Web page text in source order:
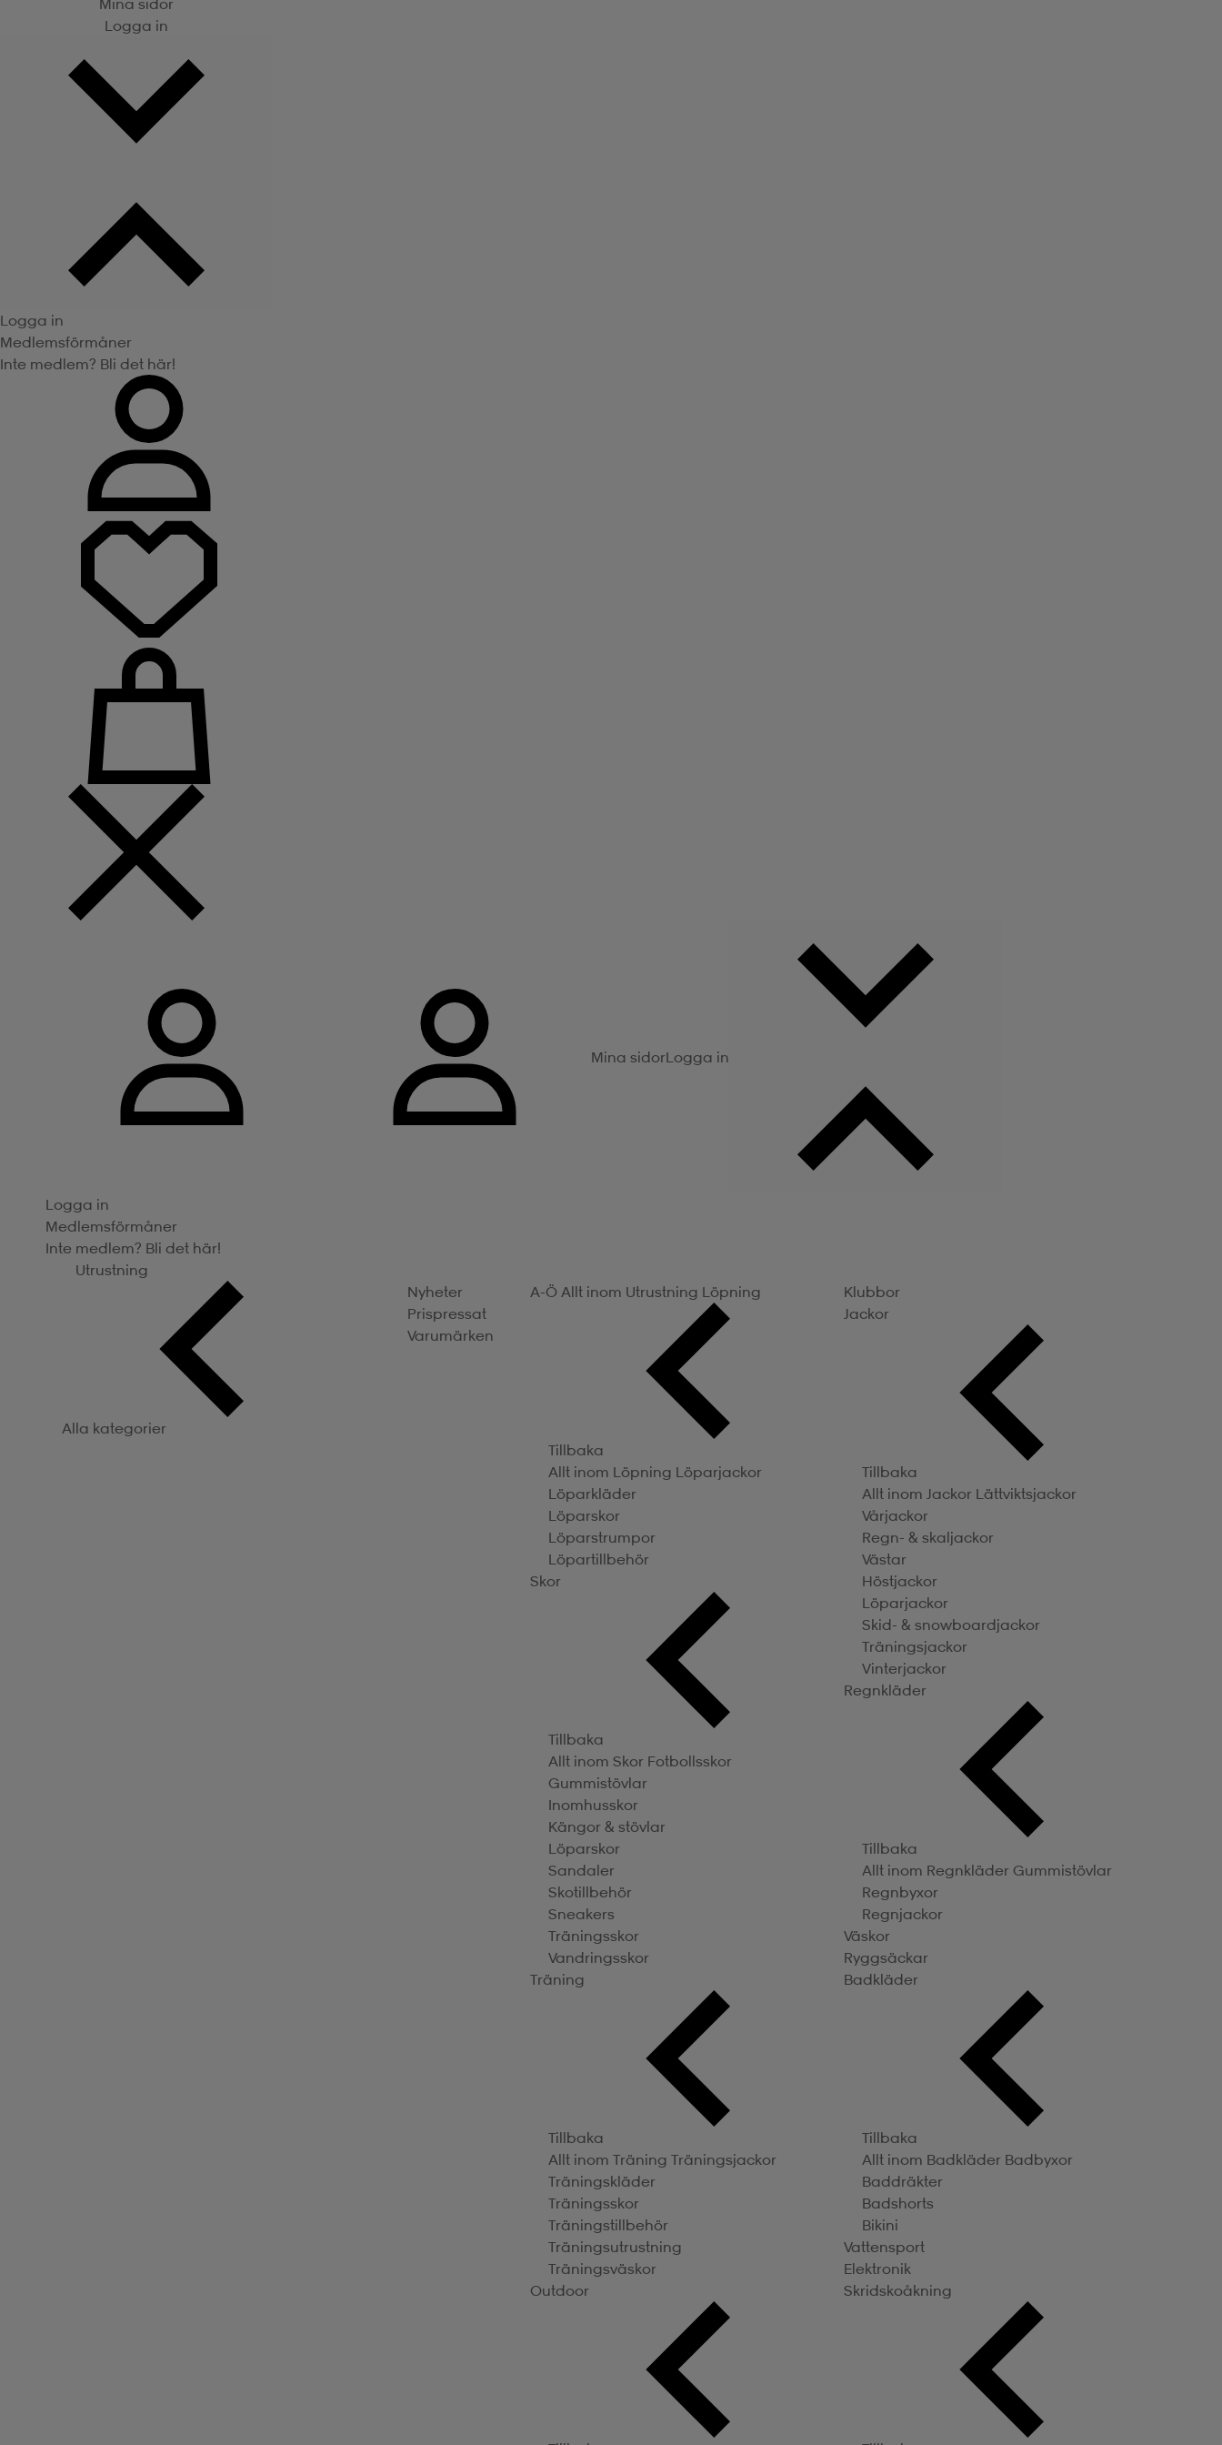
Mina sidor
Logga in
Logga in
Medlemsförmåner
Inte medlem? Bli det här!
Mina sidorLogga in
Logga in
Medlemsförmåner
Inte medlem? Bli det här!
Utrustning
Alla kategorier
Nyheter
Prispressat
Varumärken
A-Ö Allt inom Utrustning Löpning
Tillbaka
Allt inom Löpning Löparjackor
Löparkläder
Löparskor
Löparstrumpor
Löpartillbehör
Skor
Tillbaka
Allt inom Skor Fotbollsskor
Gummistövlar
Inomhusskor
Kängor & stövlar
Löparskor
Sandaler
Skotillbehör
Sneakers
Träningsskor
Vandringsskor
Träning
Tillbaka
Allt inom Träning Träningsjackor
Träningskläder
Träningsskor
Träningstillbehör
Träningsutrustning
Träningsväskor
Outdoor
Klubbor
Jackor
Tillbaka
Allt inom Jackor Lättviktsjackor
Vårjackor
Regn- & skaljackor
Västar
Höstjackor
Löparjackor
Skid- & snowboardjackor
Träningsjackor
Vinterjackor
Regnkläder
Tillbaka
Allt inom Regnkläder Gummistövlar
Regnbyxor
Regnjackor
Väskor
Ryggsäckar
Badkläder
Tillbaka
Allt inom Badkläder Badbyxor
Baddräkter
Badshorts
Bikini
Vattensport
Elektronik
Skridskoåkning